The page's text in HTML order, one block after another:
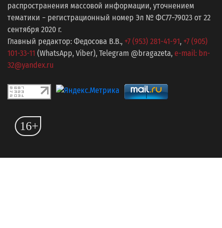
распространения массовой информации, уточнением
тематики − регистрационный номер Эл № ФС77−79023 от 22
сентября 2020 г.
Главный редактор: Федосова В.В., +7 (953) 281-41-91, +7 (905)
101-33-11 (WhatsApp, Viber), Telegram @bragazeta, e-mail: bn-
32@yandex.ru
16+